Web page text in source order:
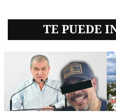
TE PUEDE